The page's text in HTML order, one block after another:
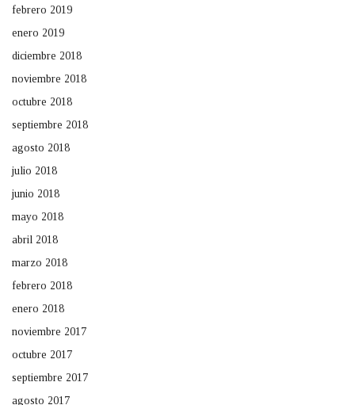
febrero 2019
enero 2019
diciembre 2018
noviembre 2018
octubre 2018
septiembre 2018
agosto 2018
julio 2018
junio 2018
mayo 2018
abril 2018
marzo 2018
febrero 2018
enero 2018
noviembre 2017
octubre 2017
septiembre 2017
agosto 2017